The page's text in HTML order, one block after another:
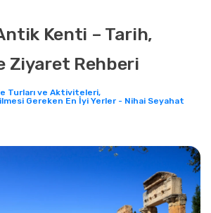
Kenti – Tarih,
Ziyaret Rehberi
Turları ve Aktiviteleri,
Gereken En İyi Yerler - Nihai Seyahat